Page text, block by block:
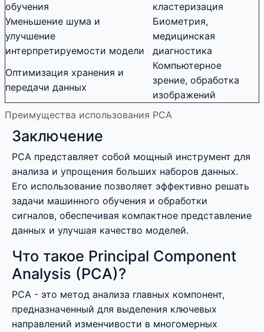
Преимущества использования PCA
обучения
кластеризация
Уменьшение шума и
улучшение
интерпретируемости модели
Биометрия,
медицинская
диагностика
Оптимизация хранения и
передачи данных
Компьютерное
зрение, обработка
изображений
Заключение
PCA представляет собой мощный инструмент для
анализа и упрощения больших наборов данных.
Его использование позволяет эффективно решать
задачи машинного обучения и обработки
сигналов, обеспечивая компактное представление
данных и улучшая качество моделей.
Что такое Principal Component
Analysis (PCA)?
PCA - это метод анализа главных компонент,
предназначенный для выделения ключевых
направлений изменчивости в многомерных